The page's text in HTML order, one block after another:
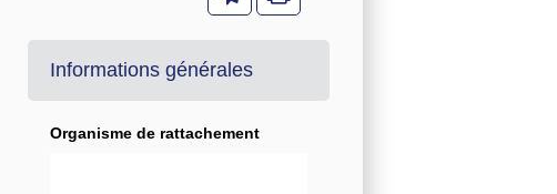
Informations générales
Organisme de rattachement